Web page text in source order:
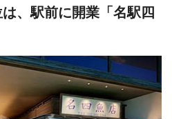
、駅前に開業「名駅四